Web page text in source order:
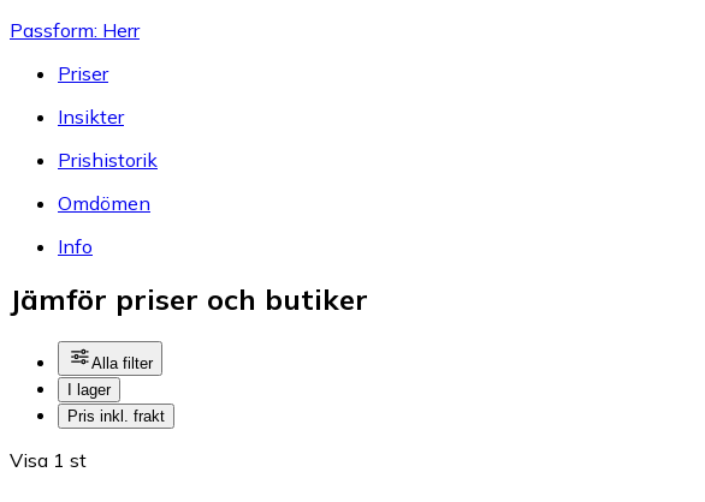
Passform: Herr
Priser
Insikter
Prishistorik
Omdömen
Info
Jämför priser och butiker
Alla filter
I lager
Pris inkl. frakt
Visa 1 st